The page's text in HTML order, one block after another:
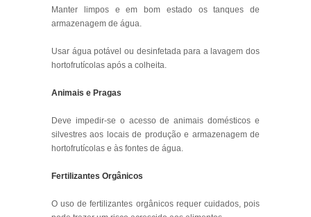
Manter limpos e em bom estado os tanques de
armazenagem de água.
Usar água potável ou desinfetada para a lavagem dos
hortofrutícolas após a colheita.
Animais e Pragas
Deve impedir-se o acesso de animais domésticos e
silvestres aos locais de produção e armazenagem de
hortofrutícolas e às fontes de água.
Fertilizantes Orgânicos
O uso de fertilizantes orgânicos requer cuidados, pois